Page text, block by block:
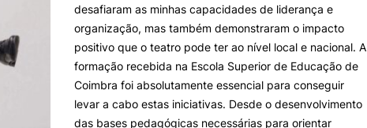
desafiaram as minhas capacidades de liderança e
organização, mas também demonstraram o impacto
positivo que o teatro pode ter ao nível local e nacional. A
formação recebida na Escola Superior de Educação de
Coimbra foi absolutamente essencial para conseguir
levar a cabo estas iniciativas. Desde o desenvolvimento
das bases pedagógicas necessárias para orientar